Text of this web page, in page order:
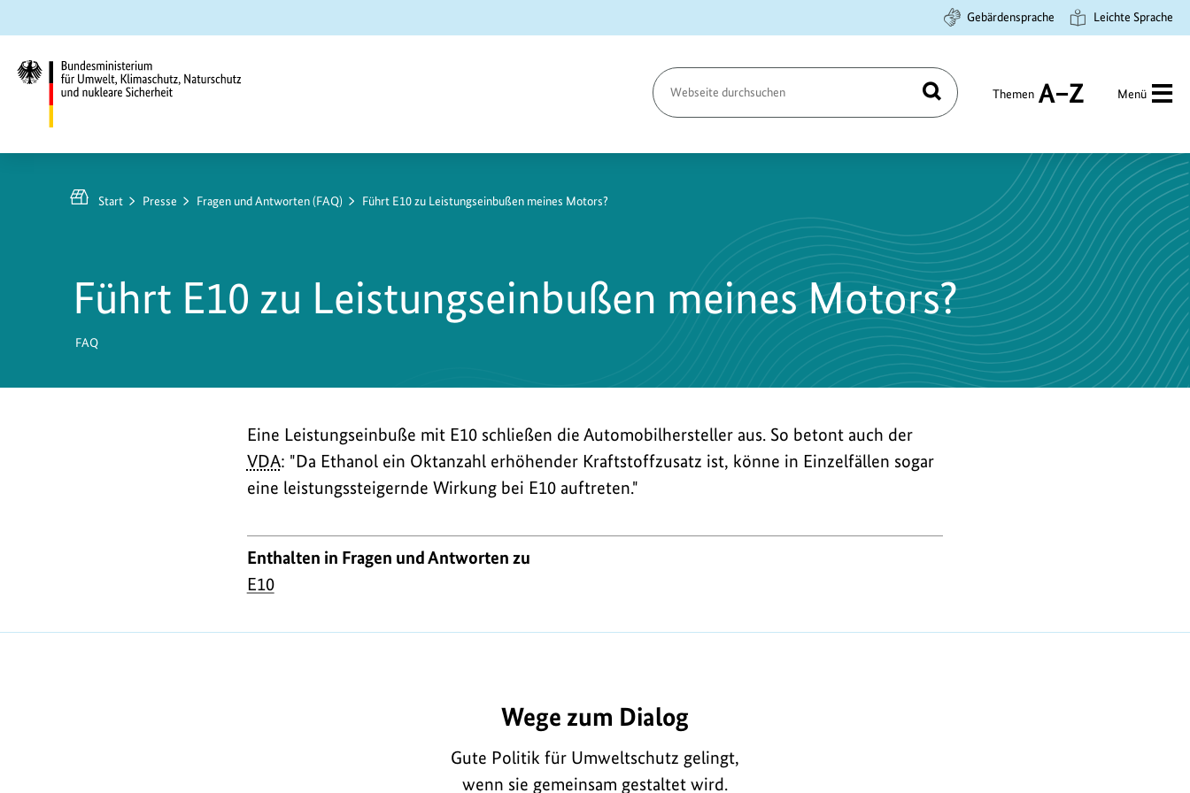
Hauptinhalt
springen
Suche
springen
Hauptnavigation
springen
Gebärdensprache Leichte Sprache
Umwelt,
Klimaschutz,
Sicherheit
Seite
durchsuchen
Suchen Themen
A
Menü
Start Presse Fragen und Antworten (FAQ) Führt E10 zu Leistungseinbußen meines Motors?
Führt E10 zu Leistungseinbußen meines Motors?
FAQ
Eine Leistungseinbuße mit E10 schließen die Automobilhersteller aus. So betont auch der
VDA: "Da Ethanol ein Oktanzahl erhöhender Kraftstoffzusatz ist, könne in Einzelfällen sogar
eine leistungssteigernde Wirkung bei E10 auftreten."
Enthalten in Fragen und Antworten zu
E10
Wege zum Dialog
Gute Politik für Umweltschutz gelingt,
wenn sie gemeinsam gestaltet wird.